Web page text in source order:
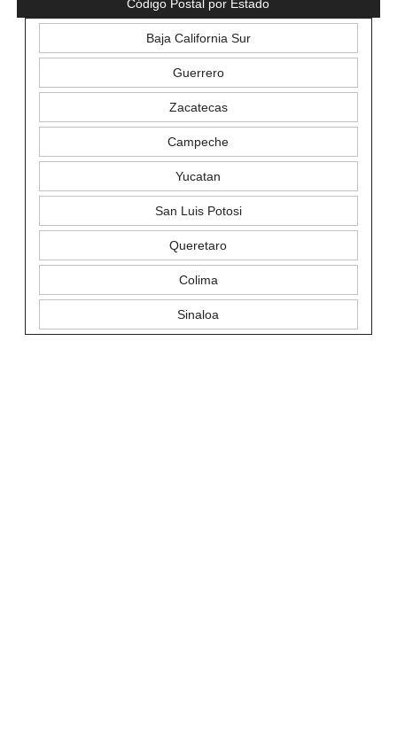
Código Postal por Estado
Baja California Sur
Guerrero
Zacatecas
Campeche
Yucatan
San Luis Potosi
Queretaro
Colima
Sinaloa